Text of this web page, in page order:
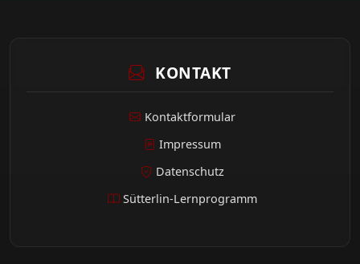
KONTAKT
Kontaktformular
Impressum
Datenschutz
Sütterlin-Lernprogramm